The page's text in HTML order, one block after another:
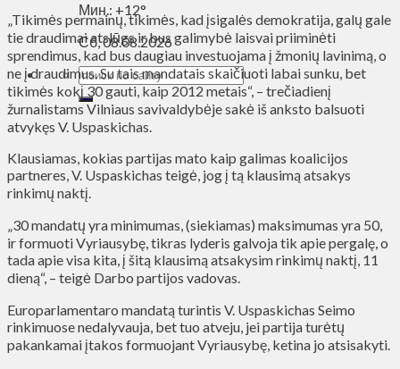
Мин.: +12°
Сб, 08.08.2026
„Tikimės permainų, tikimės, kad įsigalės demokratija, galų gale
tie draudimai atslūgs ir bus galimybė laisvai priiminėti
sprendimus, kad bus daugiau investuojama į žmonių lavinimą, o
ne į draudimus. Su tais mandatais skaičiuoti labai sunku, bet
tikimės kokį 30 gauti, kaip 2012 metais“, – trečiadienį
žurnalistams Vilniaus savivaldybėje sakė iš anksto balsuoti
atvykęs V. Uspaskichas.
Klausiamas, kokias partijas mato kaip galimas koalicijos
partneres, V. Uspaskichas teigė, jog į tą klausimą atsakys
rinkimų naktį.
„30 mandatų yra minimumas, (siekiamas) maksimumas yra 50,
ir formuoti Vyriausybę, tikras lyderis galvoja tik apie pergalę, o
tada apie visa kita, į šitą klausimą atsakysim rinkimų naktį, 11
dieną“, – teigė Darbo partijos vadovas.
Europarlamentaro mandatą turintis V. Uspaskichas Seimo
rinkimuose nedalyvauja, bet tuo atveju, jei partija turėtų
pakankamai įtakos formuojant Vyriausybę, ketina jo atsisakyti.